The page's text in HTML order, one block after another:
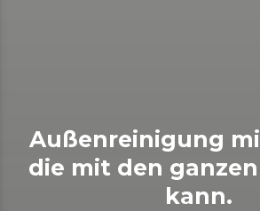
Außenreinigung
die mit den
kann.